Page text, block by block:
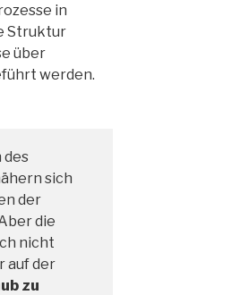
in
Struktur
über
werden.
des
sich
der
die
nicht
auf der
zu